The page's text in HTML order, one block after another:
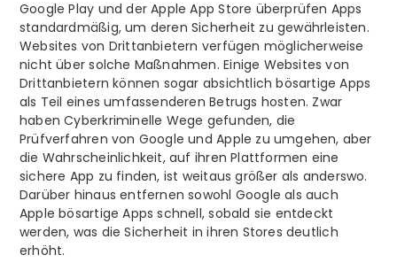
Google Play und der Apple App Store überprüfen Apps
standardmäßig, um deren Sicherheit zu gewährleisten.
Websites von Drittanbietern verfügen möglicherweise
nicht über solche Maßnahmen. Einige Websites von
Drittanbietern können sogar absichtlich bösartige Apps
als Teil eines umfassenderen Betrugs hosten. Zwar
haben Cyberkriminelle Wege gefunden, die
Prüfverfahren von Google und Apple zu umgehen, aber
die Wahrscheinlichkeit, auf ihren Plattformen eine
sichere App zu finden, ist weitaus größer als anderswo.
Darüber hinaus entfernen sowohl Google als auch
Apple bösartige Apps schnell, sobald sie entdeckt
werden, was die Sicherheit in ihren Stores deutlich
erhöht.